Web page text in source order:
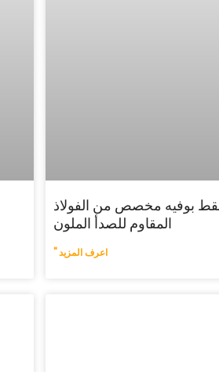
بوفيه مخصص من الفولاذ
المقاوم للصدأ الملون
اعرف المزيد "